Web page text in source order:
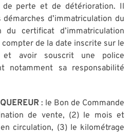
de perte et de détérioration. Il
d’immatriculation du
du certificat d’immatriculation
compter de la date inscrite sur le
et avoir souscrit une police
notamment sa responsabilité
: le Bon de Commande
de vente, (2) le mois et
circulation, (3) le kilométrage